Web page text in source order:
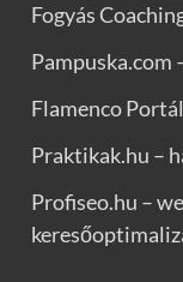
Fogyás
Pampuska.com
Flamenco
Praktikak.hu –
Profiseo.hu –